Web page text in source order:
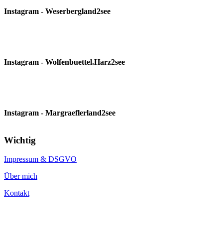
Instagram - Weserbergland2see
Instagram - Wolfenbuettel.Harz2see
Instagram - Margraeflerland2see
Wichtig
Impressum & DSGVO
Über mich
Kontakt